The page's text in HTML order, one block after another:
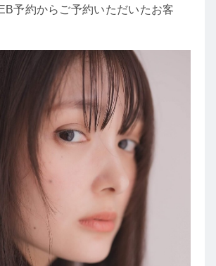
予約からご予約いただいたお客